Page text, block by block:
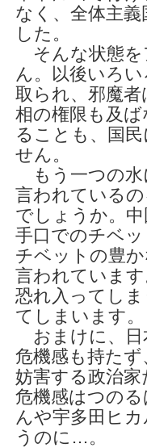
なく、全体主
した。
そんな状態を
ん。以後いろ
取られ、邪魔
相の権限も及
ることも、国
せん。
もう一つの水
言われている
でしょうか。
手口でのチベ
チベットの豊
言われていま
恐れ入ってし
てしまいます。
おまけに、日
危機感も持た
妨害する政治
危機感はつの
んや宇多田ヒ
うのに…。